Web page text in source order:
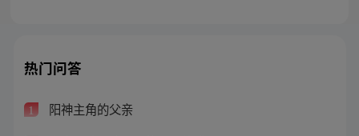
热门问答
1 阳神主角的父亲